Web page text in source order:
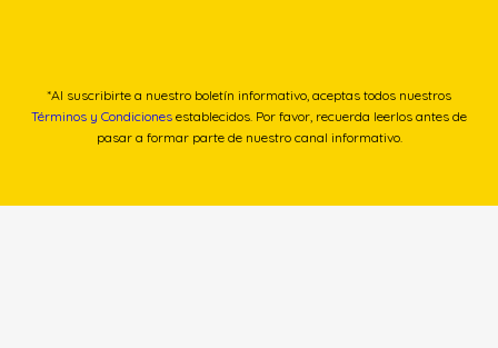
*Al suscribirte a nuestro boletín informativo, aceptas todos nuestros
Términos y Condiciones establecidos. Por favor, recuerda leerlos antes de
pasar a formar parte de nuestro canal informativo.